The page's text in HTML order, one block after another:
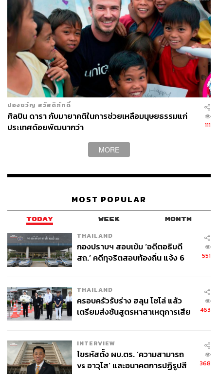
ปองขวัญ สวัสดิภักดิ์
ศิลปิน ดารา กับมายาคติในการช่วยเหลือมนุษยธรรมแก่
ประเทศด้อยพัฒนากว่า
111
MORE
MOST POPULAR
TODAY WEEK MONTH
THAILAND
กองปราบฯ สอบเข้ม ‘อดีตอธิบดี
สถ.’ คดีทุจริตสอบท้องถิ่น แจ้ง 6
551
THAILAND
ครอบครัวรับร่าง ฮลุน โซโล่ แล้ว
เตรียมส่งชันสูตรหาสาเหตุการเสีย
463
INTERVIEW
ไขรหัสตั้ง ผบ.ตร. ‘ความสามารถ
vs อาวุโส’ และอนาคตการปฏิรูปสี
368